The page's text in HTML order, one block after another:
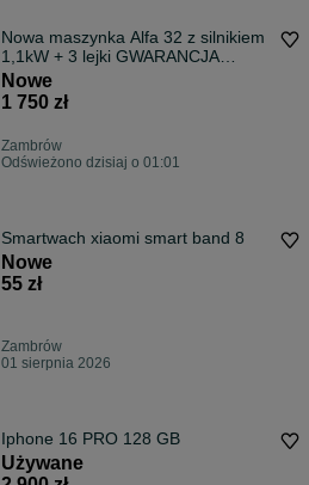
Nowa maszynka Alfa 32 z silnikiem
1,1kW + 3 lejki GWARANCJA
OKAZJA
Nowe
1 750 zł
Zambrów
Odświeżono dzisiaj o 01:01
Smartwach xiaomi smart band 8
Nowe
55 zł
Zambrów
01 sierpnia 2026
Iphone 16 PRO 128 GB
Używane